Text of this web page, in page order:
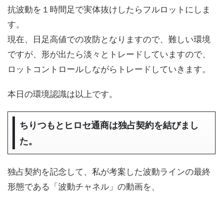
抗波動を１時間足で実体抜けしたらフルロットにしま
す。
現在、日足高値での攻防となりますので、難しい環境
ですが、形が出たら淡々とトレードしていますので、
ロットコントロールしながらトレードしていきます。
本日の環境認識は以上です。
ちりつもとヒロセ通商は独占契約を結びまし
た。
独占契約を記念して、私が考案した波動ラインの最終
形態である「波動チャネル」の動画を、